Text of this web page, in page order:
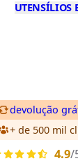
UTENSÍLIOS
devolução
+ de 500 mil
4.9/